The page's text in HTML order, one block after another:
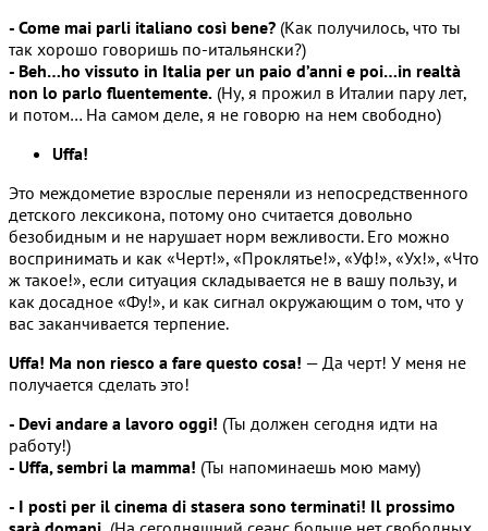
- Come mai parli italiano così bene? (Как получилось, что ты
так хорошо говоришь по-итальянски?)
- Beh…ho vissuto in Italia per un paio d’anni e poi…in realtà
non lo parlo fluentemente. (Ну, я прожил в Италии пару лет,
и потом… На самом деле, я не говорю на нем свободно)
Uffa!
Это междометие взрослые переняли из непосредственного
детского лексикона, потому оно считается довольно
безобидным и не нарушает норм вежливости. Его можно
воспринимать и как «Черт!», «Проклятье!», «Уф!», «Ух!», «Что
ж такое!», если ситуация складывается не в вашу пользу, и
как досадное «Фу!», и как сигнал окружающим о том, что у
вас заканчивается терпение.
Uffa! Ma non riesco a fare questo cosa! — Да черт! У меня не
получается сделать это!
- Devi andare a lavoro oggi! (Ты должен сегодня идти на
работу!)
- Uffa, sembri la mamma! (Ты напоминаешь мою маму)
- I posti per il cinema di stasera sono terminati! Il prossimo